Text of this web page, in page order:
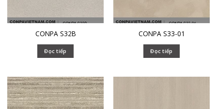
CONPA S32B
Đọc tiếp
CONPA S33-01
Đọc tiếp